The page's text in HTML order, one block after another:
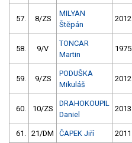
57. 8/ZS
MILYAN
Štěpán
2012
58. 9/V
TONCAR
Martin
1975
59. 9/ZS
PODUŠKA
Mikuláš
2012
60. 10/ZS
DRAHOKOUPIL
Daniel
2013
61. 21/DM ČAPEK Jiří 2011